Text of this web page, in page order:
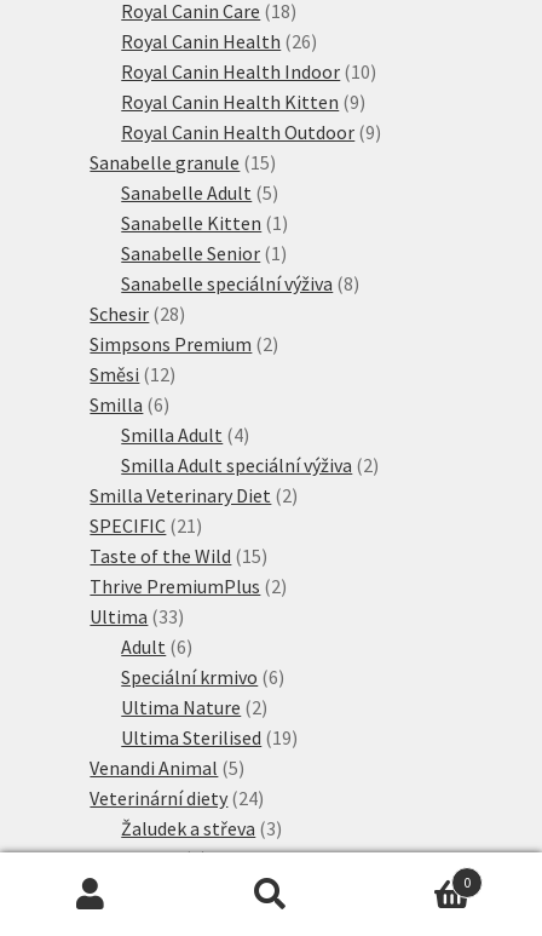
Royal Canin Care 1818
produktů
Royal Canin Health 2626
produktů
Royal Canin Health Indoor 1010
Royal Canin Health Kitten 99
produktů
Royal Canin Health Outdoor 99
Sanabelle granule 1515
produktů
Sanabelle Adult 55
produktů
Sanabelle Kitten 1 1
produkt
Sanabelle Senior 1 1
produkt
Sanabelle speciální výživa 88
Schesir 2828
produktů
Simpsons Premium 22
Směsi 1212
Smilla 66
produktů
Smilla Adult 44
produkty
Smilla Adult speciální výživa 22
Smilla Veterinary Diet 22
SPECIFIC 21 21
produktů
Taste of the Wild 1515
produktů
Thrive PremiumPlus 22
Ultima 3333
produktů
Adult 66
produktů
Speciální krmivo 66
Ultima Nature 22
produkty
Ultima Sterilised 1919
Venandi Animal 55
produktů
Veterinární diety 2424
produktů
Žaludek a střeva 33
produkty
Alergie 44
produkty
0